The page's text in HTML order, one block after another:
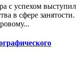
с успехом выступил
в сфере занятости.